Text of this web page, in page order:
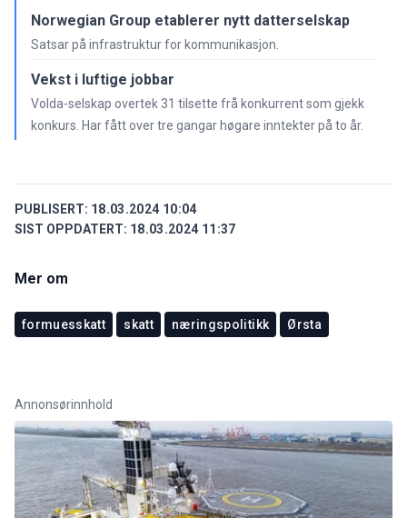
Norwegian Group etablerer nytt datterselskap
Satsar på infrastruktur for kommunikasjon.
Vekst i luftige jobbar
Volda-selskap overtek 31 tilsette frå konkurrent som gjekk
konkurs. Har fått over tre gangar høgare inntekter på to år.
PUBLISERT: 18.03.2024 10:04
SIST OPPDATERT: 18.03.2024 11:37
Mer om
formuesskatt skatt næringspolitikk Ørsta
Annonsørinnhold